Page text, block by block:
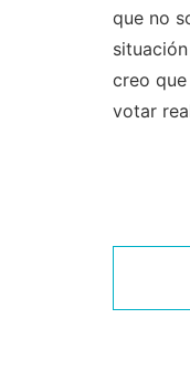
que no
creo
votar